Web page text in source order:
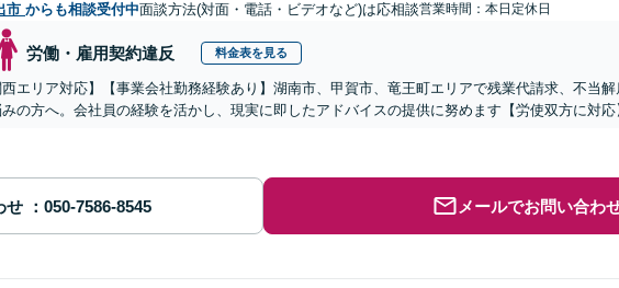
市 からも相談受付中面談方法(対面・電話・ビデオなど)は応相談営業時間：本日定休日
労働・雇用契約違反 料金表を見る
西エリア対応】【事業会社勤務経験あり】湖南市、甲賀市、竜王町エリアで残業代請求、不当
みの方へ。会社員の経験を活かし、現実に即したアドバイスの提供に努めます【労使双方に対応
せ メールでお問い合わ